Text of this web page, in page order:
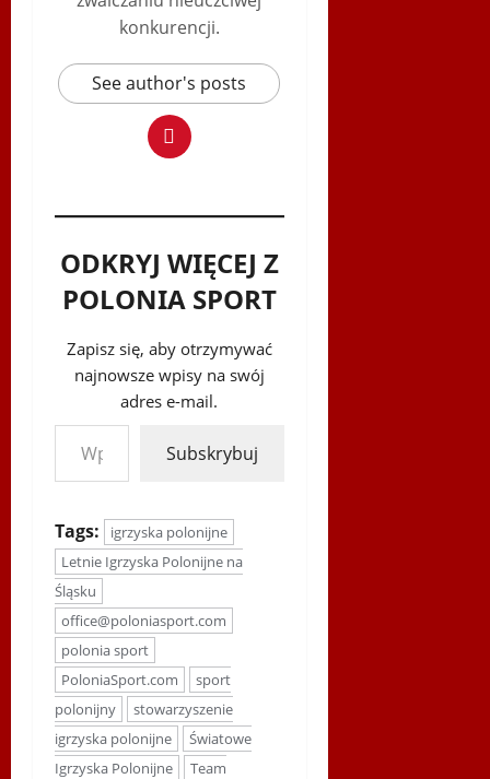
konkurencji.
See author's posts
ODKRYJ WIĘCEJ Z
POLONIA SPORT
Zapisz się, aby otrzymywać
najnowsze wpisy na swój
adres e-mail.
Wpisz swój adres e-mail…
Subskrybuj
Tags:
igrzyska polonijne
Letnie Igrzyska Polonijne na
Śląsku
office@poloniasport.com
polonia sport
PoloniaSport.com
sport
polonijny
stowarzyszenie
igrzyska polonijne
Światowe
Igrzyska Polonijne
Team